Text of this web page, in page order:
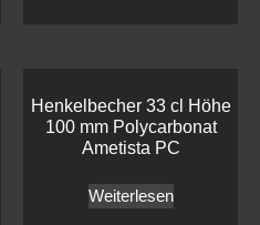
Henkelbecher 33 cl Höhe
100 mm Polycarbonat
Ametista PC
Weiterlesen